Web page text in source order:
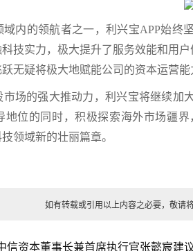
内的领航者之一，利兴宝APP始终
技实力，极大提升了服务效能和用
无疑将极大地赋能公司的资本运营
场的强大推动力，利兴宝将继续加
地位的同时，积极探索海外市场疆
领域新的壮丽篇章。
如有转载或引用以上内容之必要，敬请
信资本董事长兼首席执行官张懿宸建